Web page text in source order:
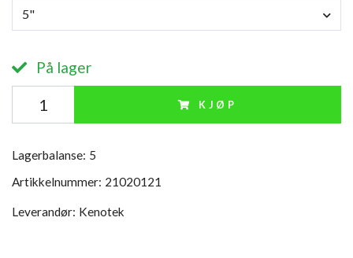
5"
På lager
KJØP
Lagerbalanse: 5
Artikkelnummer: 21020121
Leverandør: Kenotek